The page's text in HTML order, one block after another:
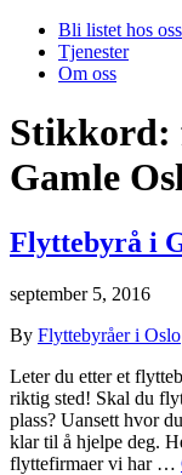
Bli listet hos oss
Tjenester
Om oss
Stikkord:
Gamle
Flyttebyrå i
september 5, 2016
By Flyttebyråer i Oslo
Leter du etter et
riktig sted! Skal du
plass? Uansett hvor
klar til å hjelpe deg.
flyttefirmaer vi har …